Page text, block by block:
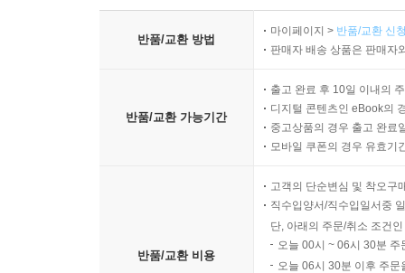
반품/교환 방법
마이페이지 > 반품/교환 신
판매자 배송 상품은 판매자
반품/교환 가능기간
출고 완료 후 10일 이내의
디지털 콘텐츠인 eBook의
중고상품의 경우 출고 완료
모바일 쿠폰의 경우 유효기
반품/교환 비용
고객의 단순변심 및 착오구
직수입양서/직수입일서중
단, 아래의 주문/취소 조건
오늘 00시 ~ 06시 30분
오늘 06시 30분 이후 주